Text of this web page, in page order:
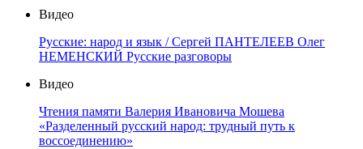
Видео
Русские: народ и язык / Сергей ПАНТЕЛЕЕВ Олег
НЕМЕНСКИЙ Русские разговоры
Видео
Чтения памяти Валерия Ивановича Мошева
«Разделенный русский народ: трудный путь к
воссоединению»